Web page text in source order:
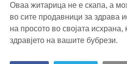
Оваа житарица не е скапа, а
во сите продавници за здрава
на просото во својата исхрана,
здравјето на вашите бубрези.